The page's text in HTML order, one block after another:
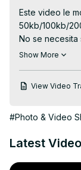
Este video le
50kb/100kb/
No se necesita
¡Gratis!
para otros
online.html
200kb-
Show More
View Video
#Photo & Video
Latest